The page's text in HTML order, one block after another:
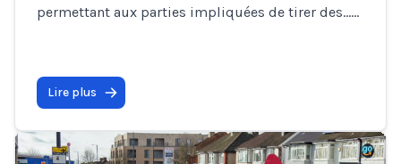
permettant aux parties impliquées de tirer des…...
Lire plus